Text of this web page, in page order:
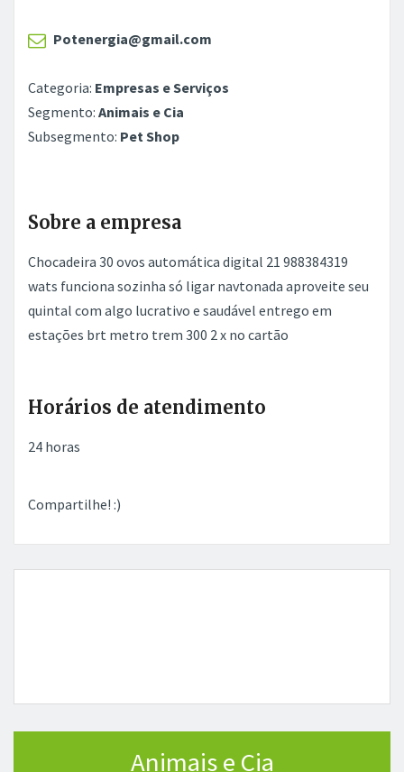
Potenergia@gmail.com
Categoria: Empresas e Serviços
Segmento: Animais e Cia
Subsegmento: Pet Shop
Sobre a empresa
Chocadeira 30 ovos automática digital 21 988384319
wats funciona sozinha só ligar navtonada aproveite seu
quintal com algo lucrativo e saudável entrego em
estações brt metro trem 300 2 x no cartão
Horários de atendimento
24 horas
Compartilhe! :)
Animais e Cia